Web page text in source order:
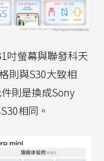
吋螢幕與聯發科天
則與S30大致相
則是換成Sony
相同。